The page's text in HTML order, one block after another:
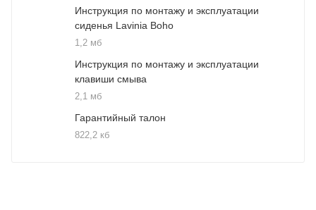
Инструкция по монтажу и эксплуатации
сиденья Lavinia Boho
1,2 мб
Инструкция по монтажу и эксплуатации
клавиши смыва
2,1 мб
Гарантийный талон
822,2 кб